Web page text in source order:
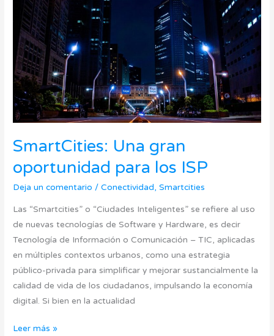
SmartCities: Una gran
oportunidad para los ISP
Deja un comentario /Conectividad,Smartcities
Las “Smartcities” o “Ciudades Inteligentes” se refiere al uso
de nuevas tecnologías de Software y Hardware, es decir
Tecnología de Información o Comunicación – TIC, aplicadas
en múltiples contextos urbanos, como una estrategia
público-privada para simplificar y mejorar sustancialmente la
calidad de vida de los ciudadanos, impulsando la economía
digital. Si bien en la actualidad
oportunidad
para
los
ISP
Leer más »